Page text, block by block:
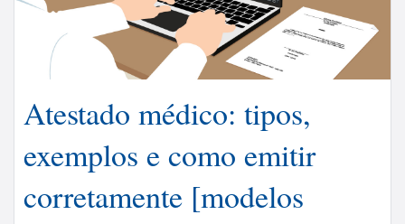
Atestado médico: tipos,
exemplos e como emitir
corretamente [modelos